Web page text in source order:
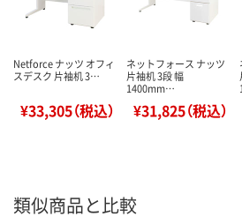
Netforce ナッツ オフィ
スデスク 片袖机 3…
¥33,305（税込）
ネットフォース ナッツ
片袖机 3段 幅
1400mm…
¥31,825（税込）
類似商品と比較